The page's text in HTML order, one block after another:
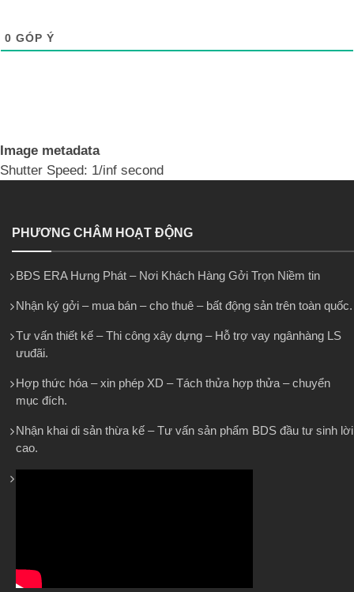
0 GÓP Ý
Image metadata
Shutter Speed: 1/inf second
PHƯƠNG CHÂM HOẠT ĐỘNG
BĐS ERA Hưng Phát – Nơi Khách Hàng Gởi Trọn Niềm tin
Nhận ký gởi – mua bán – cho thuê – bất động sản trên toàn quốc.
Tư vấn thiết kế – Thi công xây dựng – Hỗ trợ vay ngânhàng LS
ưuđãi.
Hợp thức hóa – xin phép XD – Tách thửa hợp thửa – chuyển
mục đích.
Nhận khai di sản thừa kế – Tư vấn sản phẩm BDS đầu tư sinh lời
cao.